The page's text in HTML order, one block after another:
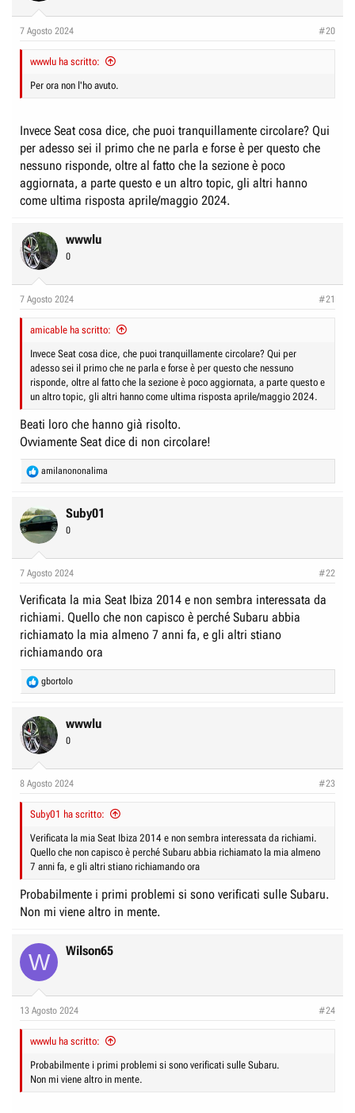
7 Agosto 2024 #20
wwwlu ha scritto:
Per ora non l'ho avuto.
Invece Seat cosa dice, che puoi tranquillamente circolare? Qui
per adesso sei il primo che ne parla e forse è per questo che
nessuno risponde, oltre al fatto che la sezione è poco
aggiornata, a parte questo e un altro topic, gli altri hanno
come ultima risposta aprile/maggio 2024.
wwwlu
0
7 Agosto 2024 #21
amicable ha scritto:
Invece Seat cosa dice, che puoi tranquillamente circolare? Qui per
adesso sei il primo che ne parla e forse è per questo che nessuno
risponde, oltre al fatto che la sezione è poco aggiornata, a parte questo e
un altro topic, gli altri hanno come ultima risposta aprile/maggio 2024.
Beati loro che hanno già risolto.
Ovviamente Seat dice di non circolare!
R
e
c
t
s
:
amilanononalima
Suby01
0
7 Agosto 2024 #22
Verificata la mia Seat Ibiza 2014 e non sembra interessata da
richiami. Quello che non capisco è perché Subaru abbia
richiamato la mia almeno 7 anni fa, e gli altri stiano
richiamando ora
R
e
c
t
i
s
gbortolo
wwwlu
0
8 Agosto 2024 #23
Suby01 ha scritto:
Verificata la mia Seat Ibiza 2014 e non sembra interessata da richiami.
Quello che non capisco è perché Subaru abbia richiamato la mia almeno
7 anni fa, e gli altri stiano richiamando ora
Probabilmente i primi problemi si sono verificati sulle Subaru.
Non mi viene altro in mente.
W Wilson65
13 Agosto 2024 #24
wwwlu ha scritto:
Probabilmente i primi problemi si sono verificati sulle Subaru.
Non mi viene altro in mente.